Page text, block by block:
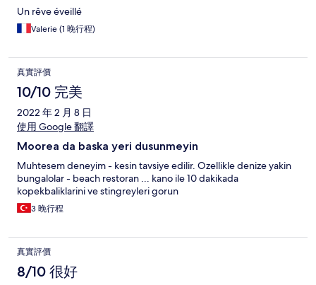
Un rêve éveillé
Valerie (1 晚行程)
真實評價
10/10 完美
2022 年 2 月 8 日
使用 Google 翻譯
Moorea da baska yeri dusunmeyin
Muhtesem deneyim - kesin tavsiye edilir. Ozellikle denize yakin
bungalolar - beach restoran ... kano ile 10 dakikada
kopekbaliklarini ve stingreyleri gorun
3 晚行程
真實評價
8/10 很好